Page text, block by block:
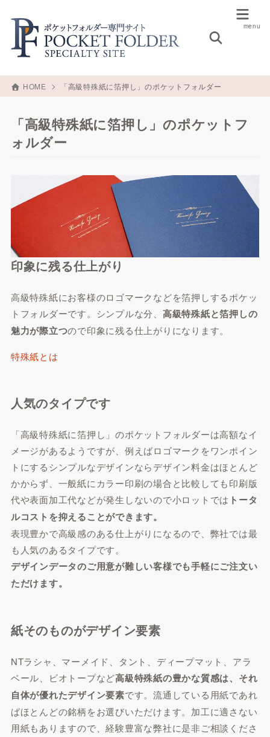
HOME 「高級特殊紙に箔押し」のポケットフォルダー
「高級特殊紙に箔押し」のポケットフ
ォルダー
印象に残る仕上がり
高級特殊紙にお客様のロゴマークなどを箔押しするポケッ
トフォルダーです。シンプルな分、 高級特殊紙と箔押しの
魅力が際立つので印象に残る仕上がりになります。
特殊紙とは
人気のタイプです
「高級特殊紙に箔押し」のポケットフォルダーは高額なイ
メージがあるようですが、例えばロゴマークをワンポイン
トにするシンプルなデザインならデザイン料金はほとんど
かからず、一般紙にカラー印刷の場合と比較しても印刷版
代や表面加工代などが発生しないので小ロットでは トータ
ルコストを抑えることができます。
表現豊かで高級感のある仕上がりになるので、弊社では最
も人気のあるタイプです。
デザインデータのご用意が難しい客様でも手軽にご注文い
ただけます。
紙そのものがデザイン要素
NTラシャ、マーメイド、タント、ディープマット、アラ
ベール、ビオトープなど高級特殊紙の豊かな質感は、それ
自体が優れたデザイン要素です。流通している用紙であれ
ばほとんどの銘柄をお選びいただけます。加工に適さない
用紙もありますので、経験豊富な弊社に是非ご相談くださ